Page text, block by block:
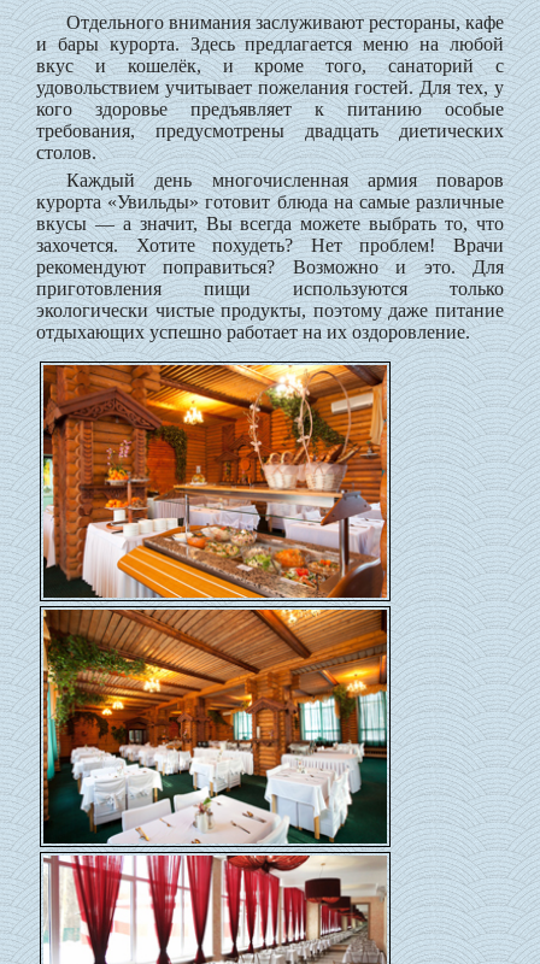
Отдельного внимания заслуживают рестораны, кафе
и бары курорта. Здесь предлагается меню на любой
вкус и кошелёк, и кроме того, санаторий с
удовольствием учитывает пожелания гостей. Для тех, у
кого здоровье предъявляет к питанию особые
требования, предусмотрены двадцать диетических
столов.
Каждый день многочисленная армия поваров
курорта «Увильды» готовит блюда на самые различные
вкусы — а значит, Вы всегда можете выбрать то, что
захочется. Хотите похудеть? Нет проблем! Врачи
рекомендуют поправиться? Возможно и это. Для
приготовления пищи используются только
экологически чистые продукты, поэтому даже питание
отдыхающих успешно работает на их оздоровление.